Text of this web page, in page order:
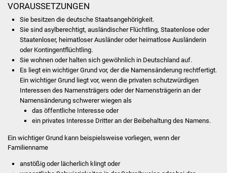
Projekte
Sanierung Hallenbad
Sanierung Bizethalle
Ortsentwicklung
VORAUSSETZUNGEN
Sie besitzen die deutsche Staatsangehörigkeit.
Sie sind asylberechtigt, ausländischer Flüchtling, Staatenlose oder
Staatenloser, heimatloser Ausländer oder heimatlose Ausländerin
oder Kontingentflüchtling.
Sie wohnen oder halten sich gewöhnlich in Deutschland auf.
Es liegt ein wichtiger Grund vor, der die Namensänderung rechtfertigt.
Ein wichtiger Grund liegt vor, wenn die privaten schutzwürdigen
Interessen des Namensträgers oder der Namensträgerin an der
Namensänderung schwerer wiegen als
das öffentliche Interesse oder
ein privates Interesse Dritter an der Beibehaltung des Namens.
Ein wichtiger Grund kann beispielsweise vorliegen, wenn der
Familienname
anstößig oder lächerlich klingt oder